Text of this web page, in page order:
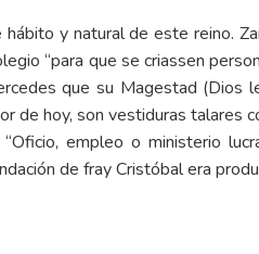
y natural de este reino.
“para que se criassen
que su Magestad
de hoy, son vestiduras
empleo o ministerio
de fray Cristóbal era